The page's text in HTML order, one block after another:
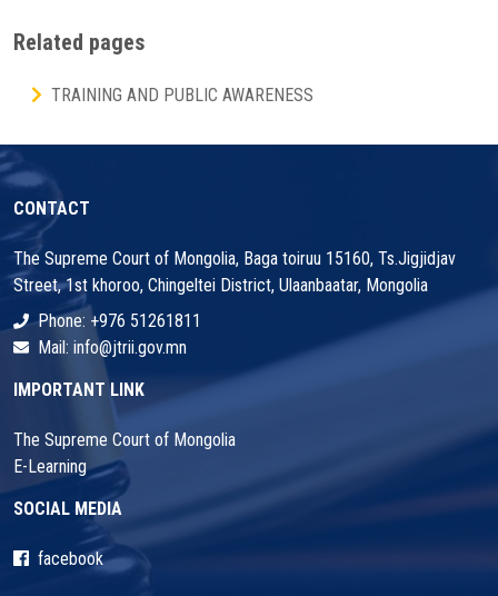
Related pages
TRAINING AND PUBLIC AWARENESS
CONTACT
The Supreme Court of Mongolia, Baga toiruu 15160, Ts.Jigjidjav
Street, 1st khoroo, Chingeltei District, Ulaanbaatar, Mongolia
Phone: +976 51261811
Mail: info@jtrii.gov.mn
IMPORTANT LINK
The Supreme Court of Mongolia
E-Learning
SOCIAL MEDIA
facebook